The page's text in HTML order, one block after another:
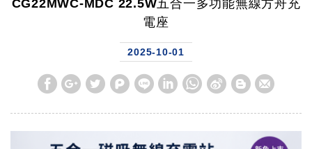
CG22MWC-MDC 22.5W五合一多功能無線方舟充
電座
2025-10-01